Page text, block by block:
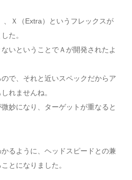
、Ｘ（Extra）というフレックスが
た。
いということでＡが開発されたよ
で、それと近いスペックだからア
れませんね。
妙になり、ターゲットが重なると
るように、ヘッドスピードとの兼
とになりました。